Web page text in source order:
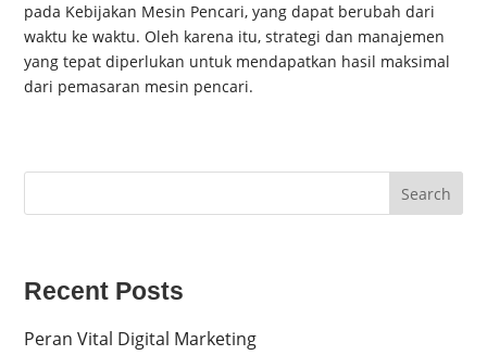
pada Kebijakan Mesin Pencari, yang dapat berubah dari
waktu ke waktu. Oleh karena itu, strategi dan manajemen
yang tepat diperlukan untuk mendapatkan hasil maksimal
dari pemasaran mesin pencari.
Search
Recent Posts
Peran Vital Digital Marketing